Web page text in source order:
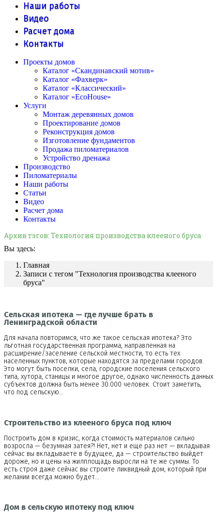
Наши работы
Видео
Расчет дома
Контакты
Проекты домов
Каталог «Скандинавский мотив»
Каталог «Фахверк»
Каталог «Классический»
Каталог «EcoHouse»
Услуги
Монтаж деревянных домов
Проектирование домов
Реконструкция домов
Изготовление фундаментов
Продажа пиломатериалов
Устройство дренажа
Производство
Пиломатериалы
Наши работы
Статьи
Видео
Расчет дома
Контакты
Архив тэгов: Технология производства клееного бруса
Вы здесь:
Главная
Записи с тегом "Технология производства клееного
бруса"
Сельская ипотека — где лучше брать в
Ленинградской области
Для начала повторимся, что же такое сельская ипотека? Это
льготная государственная программа, направленная на
расширение/заселение сельской местности, то есть тех
населенных пунктов, которые находятся за пределами городов.
Это могут быть поселки, села, городские поселения сельского
типа, хутора, станицы и многое другое, однако численность данных
субъектов должна быть менее 30.000 человек. Стоит заметить,
что под сельскую…
Строительство из клееного бруса под ключ
Построить дом в кризис, когда стоимость материалов сильно
возросла — безумная затея?! Нет, нет и еще раз нет — вкладывая
сейчас вы вкладываете в будущее, да — строительство выйдет
дороже, но и цены на жилплощадь выросли на те же суммы. То
есть строя даже сейчас вы строите ликвидный дом, который при
желании всегда можно будет…
Дом в сельскую ипотеку под ключ